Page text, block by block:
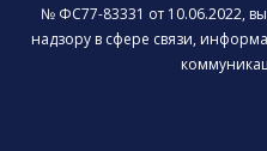
№ ФС77-83331 от 10.06.2022,
надзору в сфере связи,